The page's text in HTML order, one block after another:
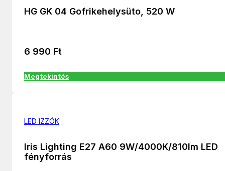
HG GK 04 Gofrikehelysüto, 520 W
6 990 Ft
Megtekintés
LED IZZÓK
Iris Lighting E27 A60 9W/4000K/810lm LED
fényforrás